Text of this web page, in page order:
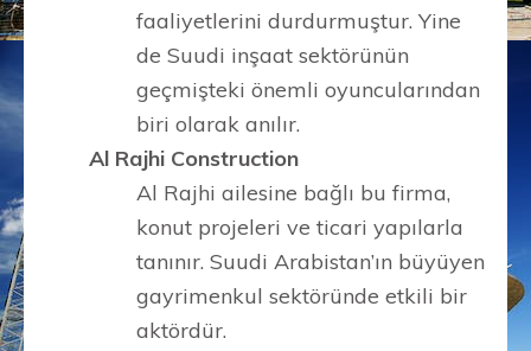
faaliyetlerini durdurmuştur. Yine
de Suudi inşaat sektörünün
geçmişteki önemli oyuncularından
biri olarak anılır.
Al Rajhi Construction
Al Rajhi ailesine bağlı bu firma,
konut projeleri ve ticari yapılarla
tanınır. Suudi Arabistan’ın büyüyen
gayrimenkul sektöründe etkili bir
aktördür.